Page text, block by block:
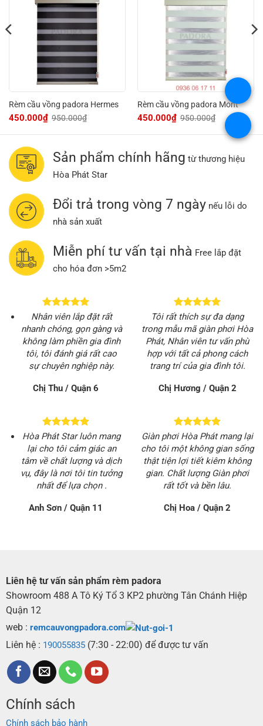
Rèm cầu vồng padora Hermes
950.000₫
Giá
là:
450.000₫
Giá
tại
450.000₫.
Rèm cầu vồng padora Mont
950.000₫
Giá
là:
450.000₫
Giá
tại
450.000₫.
Sản phẩm chính hãng từ thương hiệu
Hòa Phát Star
Đổi trả trong vòng 7 ngày nếu lỗi do
nhà sản xuất
Miễn phí tư vấn tại nhà Free lắp đặt
cho hóa đơn >5m2
Nhân viên lắp đặt rất
nhanh chóng, gọn gàng và
không làm phiền gia đình
tôi, tôi đánh giá rất cao
sự chuyên nghiệp này.
Chị Thu / Quận 6
Hòa Phát Star luôn mang
lại cho tôi cảm giác an
tâm về chất lượng và dịch
vụ, đây là nơi tôi tin tưởng
nhất để lựa chọn .
Anh Sơn / Quận 11
Tôi rất thích sự đa dạng
trong mẫu mã giàn phơi Hòa
Phát, Nhân viên tư vấn phù
hợp với tất cả phong cách
trang trí của gia đình tôi.
Chị Hương / Quận 2
Giàn phơi Hòa Phát mang lại
cho tôi một không gian sống
thật tiện lợi tiết kiêm không
gian. Chất lượng Giàn phơi
rất tốt và bền lâu.
Chị Hoa / Quận 2
Liên hệ tư vấn sản phẩm rèm padora
Showroom 488 A Tô Ký Tổ 3 KP2 phường Tân Chánh Hiệp
Quận 12
web : remcauvongpadora.com
Liên hệ : 190055835(7:30 - 22:00) để được tư vấn
Chính sách
Chính sách bảo hành